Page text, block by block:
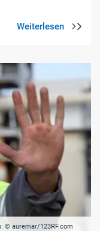
© auremar/123RF.com